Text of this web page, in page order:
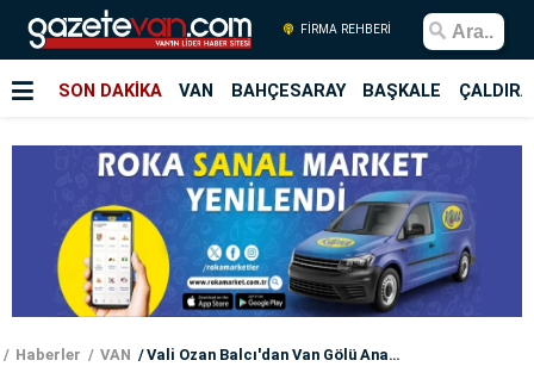
FİRMA REHBERİ
SON DAKİKA VAN BAHÇESARAY BAŞKALE
Haberler VAN Vali Ozan Balcı'dan Van Gölü Anaokuluna ziyaret